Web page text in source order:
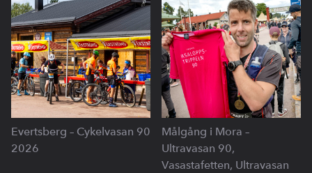
Evertsberg – Cykelvasan 90
2026
Målgång i Mora –
Ultravasan 90,
Vasastafetten, Ultravasan